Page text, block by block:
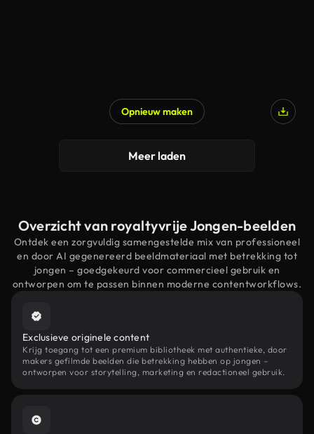
Opnieuw maken
Meer laden
Overzicht van royaltyvrije Jongen-beelden
Ontdek een zorgvuldig samengestelde mix van professioneel
en door AI gegenereerd beeldmateriaal met betrekking tot
jongen – goedgekeurd voor commercieel gebruik en
ontworpen om te passen binnen moderne contentworkflows.
Exclusieve originele content
Krijg toegang tot een premium bibliotheek met authentieke, door
makers gefilmde beelden die betrekking hebben op jongen –
ontworpen voor storytelling, marketing en redactioneel gebruik.